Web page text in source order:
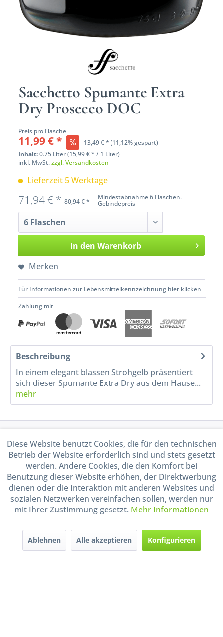
Sacchetto Spumante Extra
Dry Prosecco DOC
Preis pro Flasche
11,99 € * 13,49 € *(11,12% gespart)
Inhalt:0.75 Liter (15,99 € * / 1 Liter)
inkl. MwSt.zzgl. Versandkosten
Lieferzeit 5 Werktage
Mindestabnahme 6 Flaschen.
Gebindepreis
71,94 € * 80,94 € *
In den Warenkorb
Merken
Für Informationen zur Lebensmittelkennzeichnung hier klicken
Zahlung mit
Beschreibung
In einem elegant blassen Strohgelb präsentiert
sich dieser Spumante Extra Dry aus dem Hause...
mehr
Service Hotline
Shop Service
Informationen
Handel mit BIO-Weinen
durch DE-ÖKO-009
Diese Website benutzt Cookies, die für den technischen
Betrieb der Website erforderlich sind und stets gesetzt
werden. Andere Cookies, die den Komfort bei
Benutzung dieser Website erhöhen, der Direktwerbung
dienen oder die Interaktion mit anderen Websites und
sozialen Netzwerken vereinfachen sollen, werden nur
mit Ihrer Zustimmung gesetzt. Mehr Informationen
Ablehnen Alle akzeptieren Konfigurieren